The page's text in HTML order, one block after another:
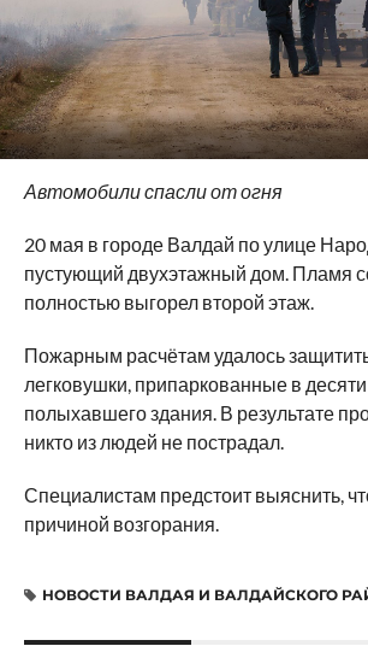
Автомобили спасли от огня
20 мая в городе Валдай по улице
пустующий двухэтажный дом. Пламя
полностью выгорел второй этаж.
Пожарным расчётам удалось
легковушки, припаркованные в
полыхавшего здания. В результате
никто из людей не пострадал.
Специалистам предстоит выяснить,
причиной возгорания.
НОВОСТИ ВАЛДАЯ И ВАЛДАЙСКОГО